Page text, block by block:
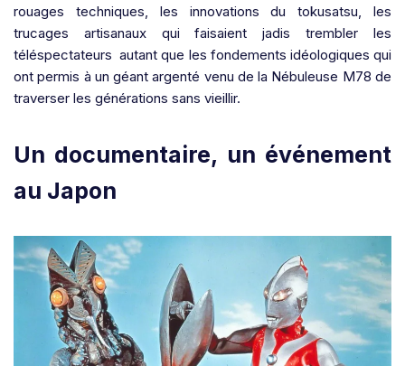
rouages techniques, les innovations du tokusatsu, les
trucages artisanaux qui faisaient jadis trembler les
téléspectateurs autant que les fondements idéologiques qui
ont permis à un géant argenté venu de la Nébuleuse M78 de
traverser les générations sans vieillir.
Un documentaire, un événement
au Japon